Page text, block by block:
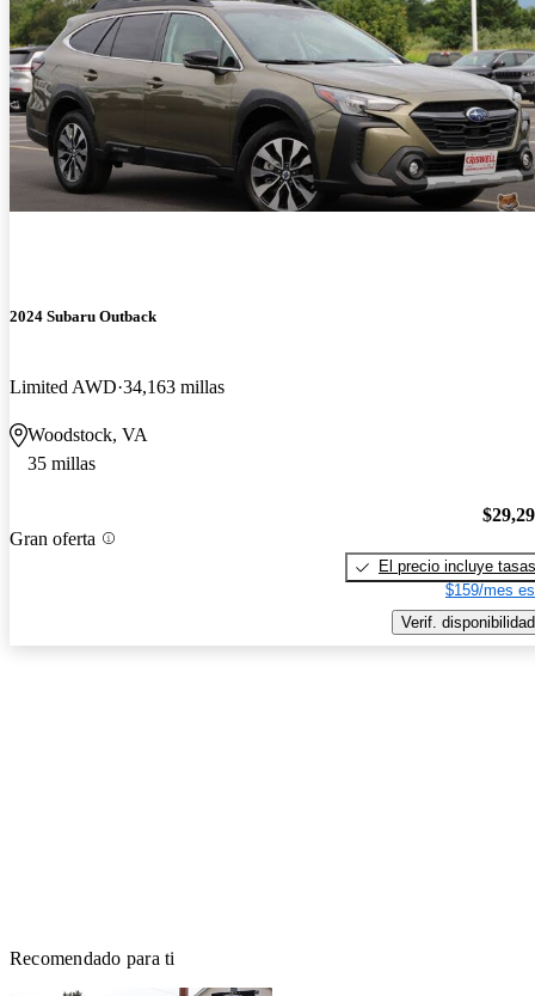
2024 Subaru Outback
Limited AWD 34,163 millas
Woodstock, VA
35 millas
Gran oferta
El precio incluye tasas
$159/mes
Verif. disponibilidad
Recomendado para ti